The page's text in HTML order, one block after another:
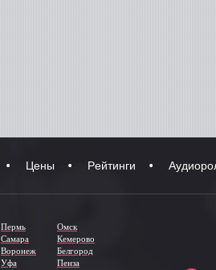
Цены Рейтинги
Пермь
Самара
Воронеж
Уфа
Омск
Кемерово
Белгород
Пенза